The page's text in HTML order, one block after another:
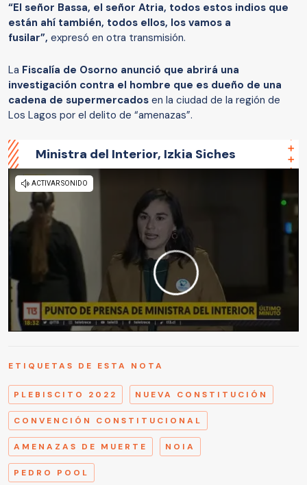
“El señor Bassa, el señor Atria, todos estos indios que
están ahí también, todos ellos, los vamos a
fusilar”, expresó en otra transmisión.
La Fiscalía de Osorno anunció que abrirá una
investigación contra el hombre que es dueño de una
cadena de supermercados en la ciudad de la región de
Los Lagos por el delito de “amenazas”.
Ministra del Interior, Izkia Siches
ETIQUETAS DE ESTA NOTA
PLEBISCITO 2022 NUEVA CONSTITUCIÓN
CONVENCIÓN CONSTITUCIONAL
AMENAZAS DE MUERTE NOIA
PEDRO POOL